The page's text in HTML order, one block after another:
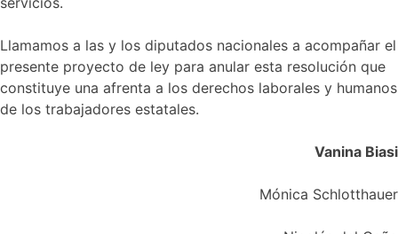
Llamamos a las y los diputados nacionales a acompañar el
presente proyecto de ley para anular esta resolución que
constituye una afrenta a los derechos laborales y humanos
de los trabajadores estatales.
Vanina Biasi
Mónica Schlotthauer